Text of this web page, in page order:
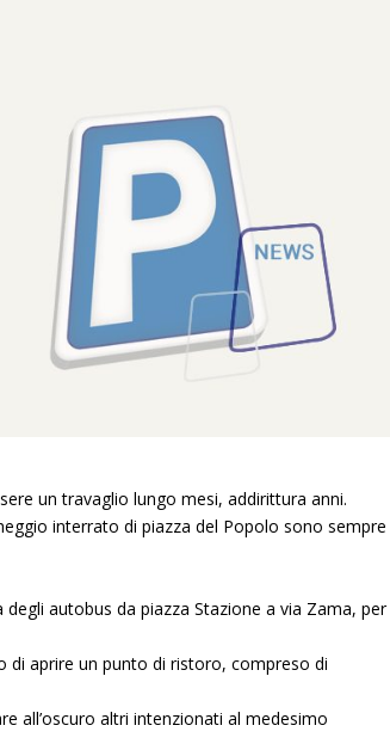
un travaglio lungo mesi, addirittura anni.
interrato di piazza del Popolo sono sempre
autobus da piazza Stazione a via Zama, per
di aprire un punto di ristoro, compreso di
all’oscuro altri intenzionati al medesimo